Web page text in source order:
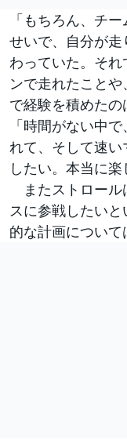
「もちろん、チ
せいで、自分が
わっていた。そ
ンで走れたこと
で経験を積めたの
「時間がない中
れて、そして速
したい。本当に楽
またストロール
スに参戦したい
的な計画について